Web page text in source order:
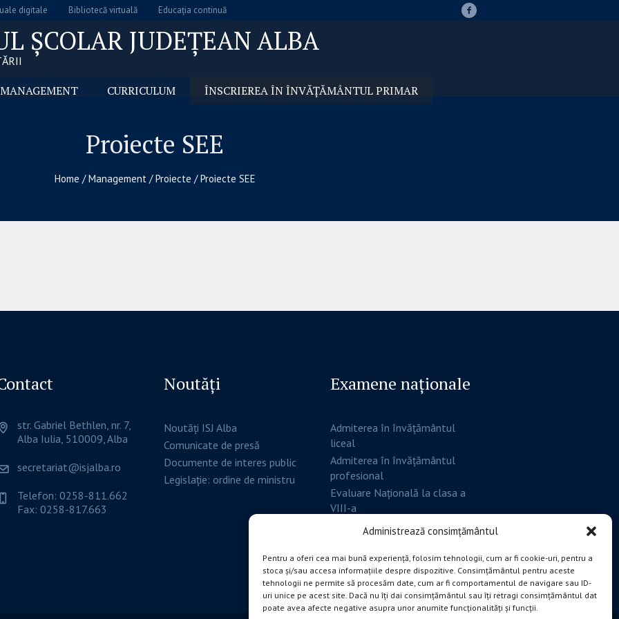
Administrează consimțământul
Pentru a oferi cea mai bună experiență, folosim tehnologii, cum ar fi cookie-uri, pentru a
stoca și/sau accesa informațiile despre dispozitive. Consimțământul pentru aceste
tehnologii ne permite să procesăm date, cum ar fi comportamentul de navigare sau ID-
uri unice pe acest site. Dacă nu îți dai consimțământul sau îți retragi consimțământul dat
poate avea afecte negative asupra unor anumite funcționalități și funcții.
digitale Bibliotecă virtuală Educația continuă
ȘCOLAR JUDEȚEAN ALBA
MANAGEMENT CURRICULUM
ÎNSCRIEREA ÎN ÎNVĂȚĂMÂNTUL PRIMAR
Proiecte SEE
Home /Management /Proiecte /Proiecte SEE
str. Gabriel Bethlen, nr. 7,
Alba Iulia, 510009, Alba
secretariat@isjalba.ro
Telefon: 0258-811.662
Fax: 0258-817.663
Noutăți
Noutăți ISJ Alba
Comunicate de presă
Documente de interes public
Legislație: ordine de ministru
Examene naționale
Admiterea în învățământul
liceal
Admiterea în învățământul
profesional
Evaluare Națională la clasa a
VIII-a
Bacalaureat